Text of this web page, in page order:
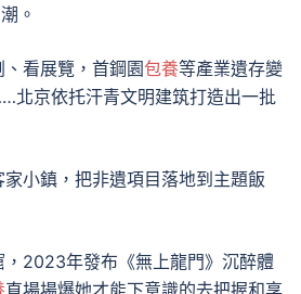
。
看展覽，首鋼園包養等產業遺存變
北京依托汗青文明建筑打造出一批
小鎮，把非遺項目落地到主題飯
，2023年發布《無上龍門》沉醉體
直場場爆她才能下意識的去把握和享